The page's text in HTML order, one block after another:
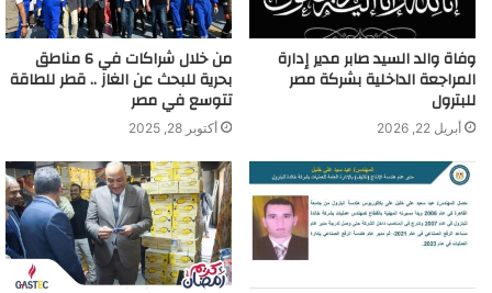
وفاة والد السيد صابر مدير إدارة
المراجعة الداخلية بشركة مصر
للبترول
أبريل 22, 2026
من خلال شراكات في 6 مناطق
بحرية للبحث عن الغاز .. قطر للطاقة
تتوسع في مصر
أكتوبر 28, 2025